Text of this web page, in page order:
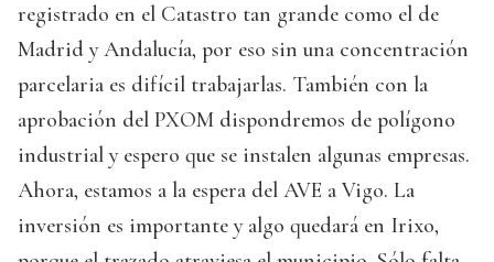
registrado en el Catastro tan grande como el de
Madrid y Andalucía, por eso sin una concentración
parcelaria es difícil trabajarlas. También con la
aprobación del PXOM dispondremos de polígono
industrial y espero que se instalen algunas empresas.
Ahora, estamos a la espera del AVE a Vigo. La
inversión es importante y algo quedará en Irixo,